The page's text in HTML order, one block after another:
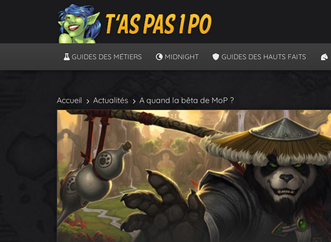
GUIDES DES MÉTIERS MIDNIGHT GUIDES DES HAUTS FAITS
Accueil Actualités A quand la bêta de MoP ?